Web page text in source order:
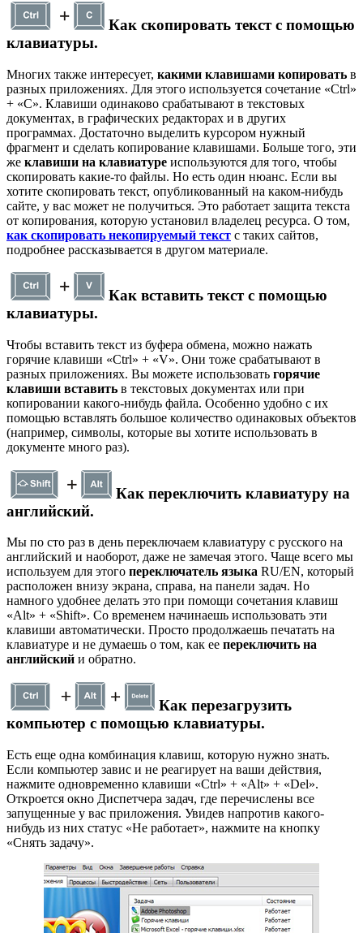
Как скопировать текст с помощью
клавиатуры.
Многих также интересует, какими клавишами копировать в
разных приложениях. Для этого используется сочетание «Ctrl»
+ «C». Клавиши одинаково срабатывают в текстовых
документах, в графических редакторах и в других
программах. Достаточно выделить курсором нужный
фрагмент и сделать копирование клавишами. Больше того, эти
же клавиши на клавиатуре используются для того, чтобы
скопировать какие-то файлы. Но есть один нюанс. Если вы
хотите скопировать текст, опубликованный на каком-нибудь
сайте, у вас может не получиться. Это работает защита текста
от копирования, которую установил владелец ресурса. О том,
как скопировать некопируемый текст с таких сайтов,
подробнее рассказывается в другом материале.
Как вставить текст с помощью
клавиатуры.
Чтобы вставить текст из буфера обмена, можно нажать
горячие клавиши «Ctrl» + «V». Они тоже срабатывают в
разных приложениях. Вы можете использовать горячие
клавиши вставить в текстовых документах или при
копировании какого-нибудь файла. Особенно удобно с их
помощью вставлять большое количество одинаковых объектов
(например, символы, которые вы хотите использовать в
документе много раз).
Как переключить клавиатуру на
английский.
Мы по сто раз в день переключаем клавиатуру с русского на
английский и наоборот, даже не замечая этого. Чаще всего мы
используем для этого переключатель языка RU/EN, который
расположен внизу экрана, справа, на панели задач. Но
намного удобнее делать это при помощи сочетания клавиш
«Alt» + «Shift». Со временем начинаешь использовать эти
клавиши автоматически. Просто продолжаешь печатать на
клавиатуре и не думаешь о том, как ее переключить на
английский и обратно.
Как перезагрузить
компьютер с помощью клавиатуры.
Есть еще одна комбинация клавиш, которую нужно знать.
Если компьютер завис и не реагирует на ваши действия,
нажмите одновременно клавиши «Ctrl» + «Alt» + «Del».
Откроется окно Диспетчера задач, где перечислены все
запущенные у вас приложения. Увидев напротив какого-
нибудь из них статус «Не работает», нажмите на кнопку
«Снять задачу».